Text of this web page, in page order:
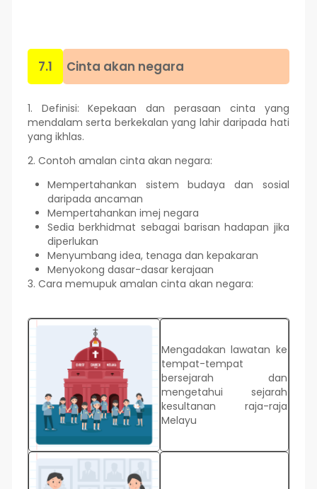
7.1 Cinta akan negara
1. Definisi: Kepekaan dan perasaan cinta yang
mendalam serta berkekalan yang lahir daripada hati
yang ikhlas.
2. Contoh amalan cinta akan negara:
Mempertahankan sistem budaya dan sosial
daripada ancaman
Mempertahankan imej negara
Sedia berkhidmat sebagai barisan hadapan jika
diperlukan
Menyumbang idea, tenaga dan kepakaran
Menyokong dasar-dasar kerajaan
3. Cara memupuk amalan cinta akan negara:
Mengadakan lawatan ke
tempat-tempat
bersejarah dan
mengetahui sejarah
kesultanan raja-raja
Melayu